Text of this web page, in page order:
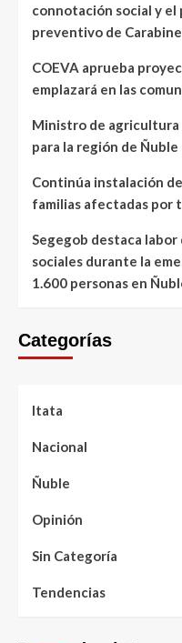
connotación social y
preventivo de
COEVA aprueba
emplazará en las
Ministro de
para la región de Ñuble
Continúa instalación
familias afectadas por
Segegob destaca
sociales durante la
1.600 personas en
Categorías
Itata
Nacional
Ñuble
Opinión
Sin Categoría
Tendencias